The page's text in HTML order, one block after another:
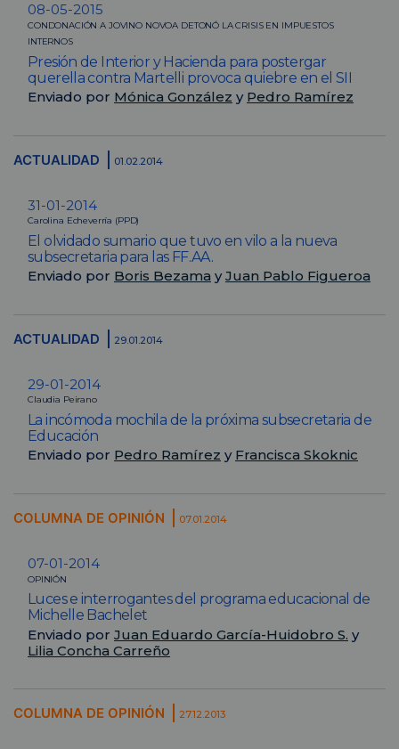
08-05-2015
CONDONACIÓN A JOVINO NOVOA DETONÓ LA CRISIS EN IMPUESTOS
INTERNOS
Presión de Interior y Hacienda para postergar
querella contra Martelli provoca quiebre en el SII
Enviado por Mónica González y Pedro Ramírez
ACTUALIDAD 01.02.2014
31-01-2014
Carolina Echeverría (PPD)
El olvidado sumario que tuvo en vilo a la nueva
subsecretaria para las FF.AA.
Enviado por Boris Bezama yJuan Pablo Figueroa
ACTUALIDAD 29.01.2014
29-01-2014
Claudia Peirano
La incómoda mochila de la próxima subsecretaria de
Educación
Enviado por Pedro Ramírez y Francisca Skoknic
COLUMNA DE OPINIÓN 07.01.2014
07-01-2014
OPINIÓN
Luces e interrogantes del programa educacional de
Michelle Bachelet
Enviado por Juan Eduardo García-Huidobro S. y
Lilia Concha Carreño
COLUMNA DE OPINIÓN 27.12.2013